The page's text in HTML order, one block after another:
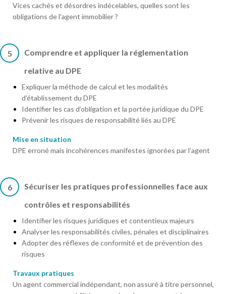
Vices cachés et désordres indécelables, quelles sont les
obligations de l'agent immobilier ?
5
Comprendre et appliquer la réglementation
relative au DPE
Expliquer la méthode de calcul et les modalités
d’établissement du DPE
Identifier les cas d’obligation et la portée juridique du DPE
Prévenir les risques de responsabilité liés au DPE
Mise en situation
DPE erroné mais incohérences manifestes ignorées par l’agent
6
Sécuriser les pratiques professionnelles face aux
contrôles et responsabilités
Identifier les risques juridiques et contentieux majeurs
Analyser les responsabilités civiles, pénales et disciplinaires
Adopter des réflexes de conformité et de prévention des
risques
Travaux pratiques
Un agent commercial indépendant, non assuré à titre personnel,